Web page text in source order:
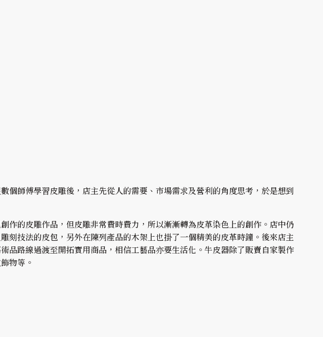
個師傅學習皮雕後，店主先從人的需要、市場需求及營利的角度思考，於是想到
作的皮雕作品，但皮雕非常費時費力，所以漸漸轉為皮革染色上的創作。店中仍
刻技法的皮包，另外在陳列產品的木架上也掛了一個精美的皮革時鐘。後來店主
品路線過渡至開拓實用商品，相信工藝品亦要生活化。牛皮器除了販賣自家製作
物等。